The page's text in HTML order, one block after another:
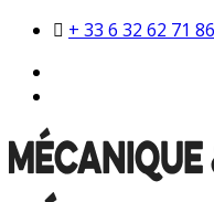
+ 33 6 32 62 71 86